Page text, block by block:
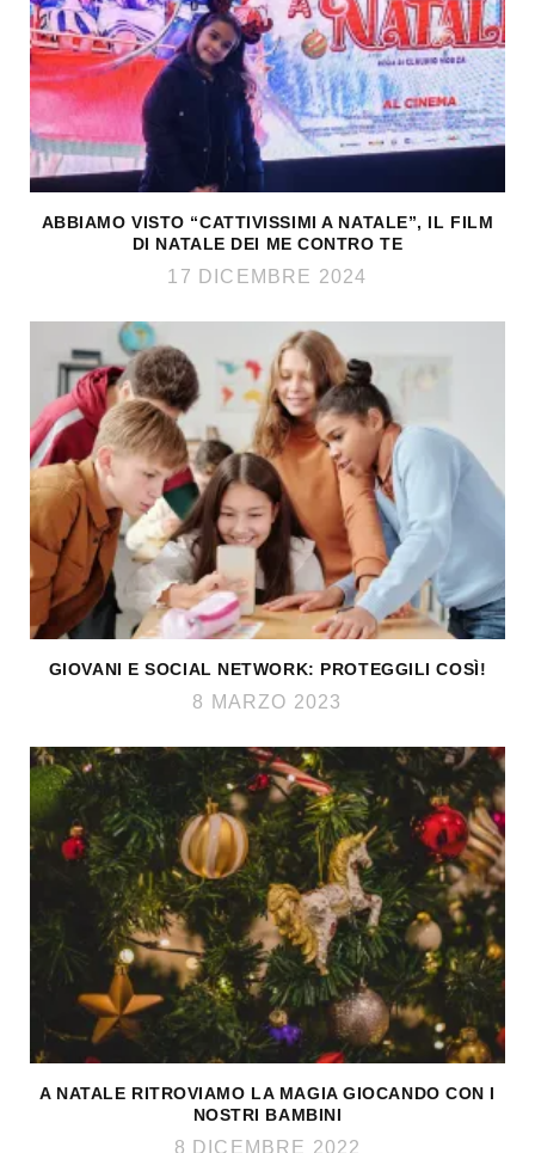
ABBIAMO VISTO “CATTIVISSIMI A NATALE”, IL FILM
DI NATALE DEI ME CONTRO TE
17 DICEMBRE 2024
GIOVANI E SOCIAL NETWORK: PROTEGGILI COSÌ!
8 MARZO 2023
A NATALE RITROVIAMO LA MAGIA GIOCANDO CON I
NOSTRI BAMBINI
8 DICEMBRE 2022